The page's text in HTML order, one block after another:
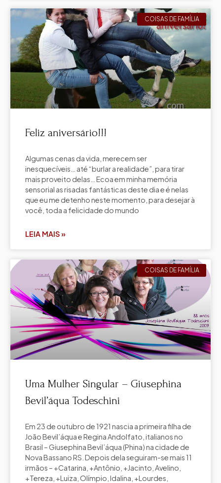
COISAS DE FAMÍLIA
Feliz aniversário!!!
Algumas cenas da vida, merecem ser
inesquecíveis… até “burlar a realidade”, para tirar
mais proveito delas… Ecoa em minha memória
sensorial as risadas fantásticas deste dia e é nelas
que eu me detenho neste momento, para desejar à
você, toda a felicidade do mundo
LEIA MAIS »
COISAS DE FAMÍLIA
Uma Mulher Singular – Giusephina
Bevil’áqua Todeschini
Em 23 de outubro de 1921 nascia a primeira filha de
João Bevil’áqua e Regina Andolfato, italianos no
Brasil – Giusephina Bevil’áqua (Phina) na cidade de
Nova Bassano RS. Depois dela seguiram-se mais 11
irmãos – +Catarina, +Antônio, +Jacinto, Avelino,
+Tereza, +Luiza, Olímpio, Idalina, +Lourdes,